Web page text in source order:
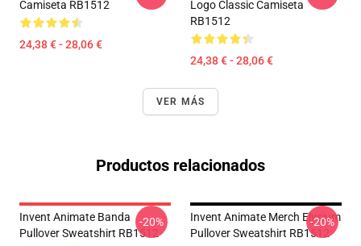
Camiseta RB1512
24,38 € - 28,06 €
Logo Classic Camiseta
RB1512
24,38 € - 28,06 €
VER MÁS
Productos relacionados
Invent Animate Banda
Pullover Sweatshirt RB1512
-20%
Invent Animate Merch Elysium
Pullover Sweatshirt RB1512
-20%